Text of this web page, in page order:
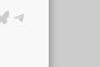
Telegram